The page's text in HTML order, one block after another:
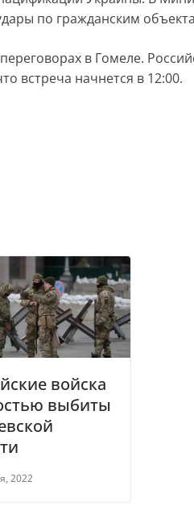
по гражданским
в Гомеле.
встреча начнется в 12:00.
войска
выбиты
2022